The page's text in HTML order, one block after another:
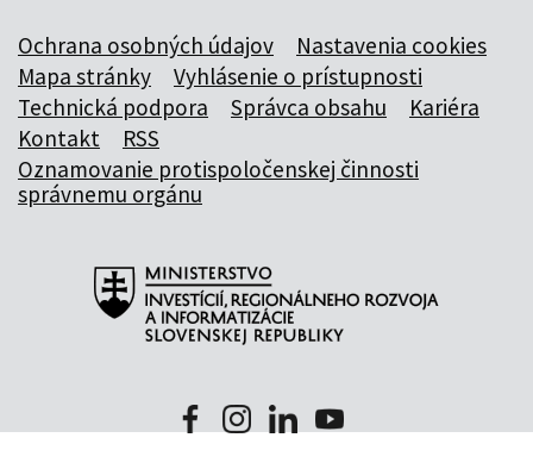
Ochrana osobných údajov
Nastavenia cookies
Mapa stránky
Vyhlásenie o prístupnosti
Technická podpora
Správca obsahu
Kariéra
Kontakt
RSS
Oznamovanie protispoločenskej činnosti
správnemu orgánu